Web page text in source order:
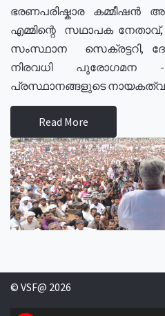
ഭരണപരിഷ്കാര
എമ്മിന്റെ സഥാപക
സംസ്ഥാന സെക്രട്ടറി,
നിരവധി
പ്രസ്ഥാനങ്ങളുടെ
Read More
© VSF@ 2026